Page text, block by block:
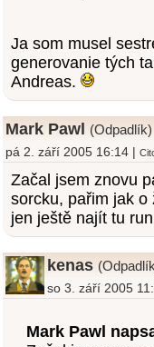
Ja som musel
generovanie tých
Andreas.
Mark Pawl (Odpadlík)
pá 2. září 2005 16:14 |
Začal jsem znovu
sorcku, pařim jak o
jen ještě najít tu
kenas
so 3. září 2005
Mark Pawl